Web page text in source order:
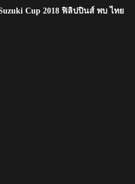
Cup 2018 ฟิลิปปินส์ พบ ไทย